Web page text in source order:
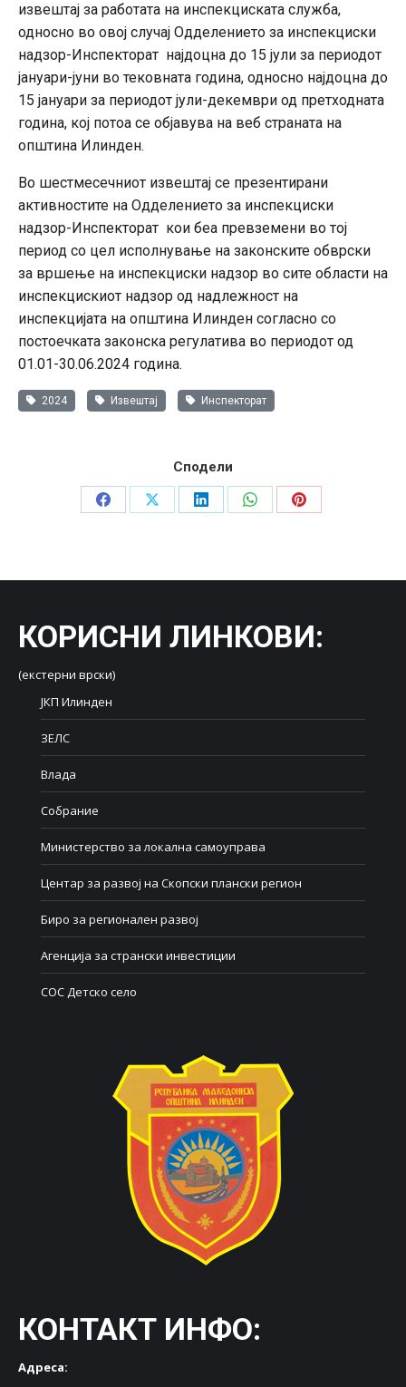
извештај за работата на инспекциската служба,
односно во овој случај Одделението за инспекциски
надзор-Инспекторат најдоцна до 15 јули за периодот
јануари-јуни во тековната година, односно најдоцна до
15 јануари за периодот јули-декември од претходната
година, кој потоа се објавува на веб страната на
општина Илинден.
Во шестмесечниот извештај се презентирани
активностите на Одделението за инспекциски
надзор-Инспекторат кои беа превземени во тој
период со цел исполнување на законските обврски
за вршење на инспекциски надзор во сите области на
инспекцискиот надзор од надлежност на
инспекцијата на општина Илинден согласно со
постоечката законска регулатива во периодот од
01.01-30.06.2024 година.
2024 Извештај Инспекторат
Сподели
Share
Share
Share
Share
Share
КОРИСНИ ЛИНКОВИ:
(екстерни врски)
ЈКП Илинден
ЗЕЛС
Влада
Собрание
Министерство за локална самоуправа
Центар за развој на Скопски плански регион
Биро за регионален развој
Агенција за странски инвестиции
СОС Детско село
КОНТАКТ ИНФО:
Адреса: